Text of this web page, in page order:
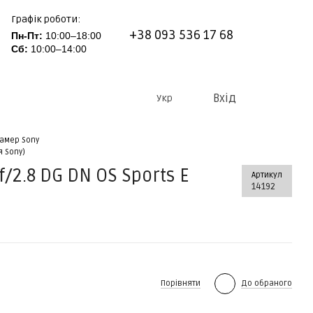
Графік роботи:
Пн-Пт: 10:00–18:00
Сб: 10:00–14:00
+38 093 536 17 68
Укр Вхід
Sony
Sony)
DG DN OS Sports E Артикул
14192
Порівняти До обраного